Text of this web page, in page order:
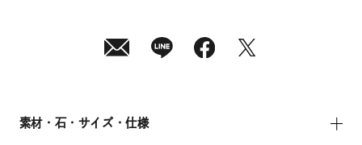
在庫ありのみ
素材・石・サイズ・仕様